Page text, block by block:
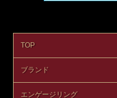
TOP
ブランド
エンゲージリング